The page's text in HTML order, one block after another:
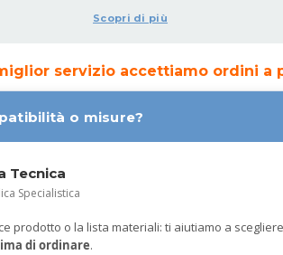
servizio accettiamo ordini a
o misure?
Tecnica
Specialistica
prodotto o la lista materiali: ti aiutiamo a
di ordinare.
Scopri di più